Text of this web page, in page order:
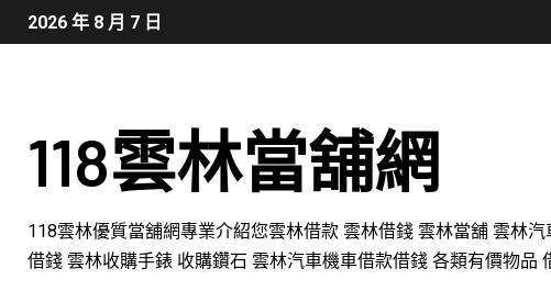
2026 年 8 月 7 日
118雲林當舖網
118雲林優質當舖網專業介紹您雲林借款 雲林借錢 雲林當舖 雲林
借錢 雲林收購手錶 收購鑽石 雲林汽車機車借款借錢 各類有價物